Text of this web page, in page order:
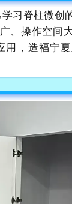
习脊柱微创
、操作空间
用，造福宁